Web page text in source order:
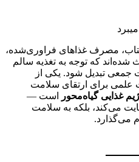
مصرف غذاهای فراوری‌شده،
که توجه به تغذیه سالم
جمعی تبدیل شود. یکی از
علمی برای ارتقای سلامت
غذایی گیاه‌محور
است —
می‌کند، بلکه به سلامت
می‌گذارد.